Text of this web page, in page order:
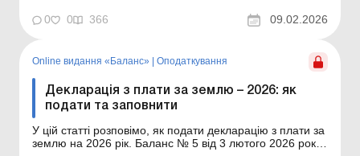
нововведення, які вплинули на «прибуткову» звітність
0 0 366 09.02.2026
Online видання «Баланс» Оподаткування
Декларація з плати за землю – 2026: як
подати та заповнити
У цій статті розповімо, як подати декларацію з плати за
землю на 2026 рік. Баланс № 5 від 3 лютого 2026 року